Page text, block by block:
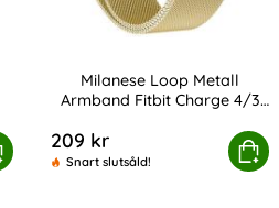
Svart
Milanese Loop Metall
Armband Fitbit Charge 4/3
209 kr
Snart slutsåld!
Köp
Milanese Loop Metall